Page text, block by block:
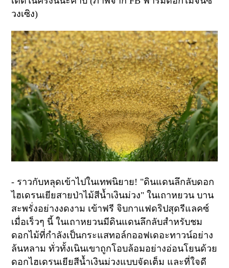
วงเซิง)
- ราวกับหลุดเข้าไปในเทพนิยาย ! "ดินแดนลึกลับดอก
ไฮเดรนเยียสายป่าไม้สีน้ำเงินม่วง" ในเถาหยวน บาน
สะพรั่งอย่างงดงาม เข้าฟรี จิบกาแฟดริปสุดรีแลคซ์
เมื่อเร็วๆ นี้ ในเถาหยวนมีดินแดนลึกลับสำหรับชม
ดอกไม้ที่กำลังเป็นกระแสทอล์กออฟเดอะทาวน์อย่าง
ล้นหลาม ทั่วทั้งเนินเขาถูกโอบล้อมอย่างอ่อนโยนด้วย
ดอกไฮเดรนเยียสีน้ำเงินม่วงแบบจัดเต็ม และที่ใจดี